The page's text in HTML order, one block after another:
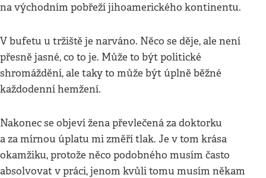
na východním pobřeží jihoamerického kontinentu.
V bufetu u tržiště je narváno. Něco se děje, ale není
přesně jasné, co to je. Může to být politické
shromáždění, ale taky to může být úplně běžné
každodenní hemžení.
Nakonec se objeví žena převlečená za doktorku
a za mírnou úplatu mi změří tlak. Je v tom krása
okamžiku, protože něco podobného musím často
absolvovat v práci, jenom kvůli tomu musím někam